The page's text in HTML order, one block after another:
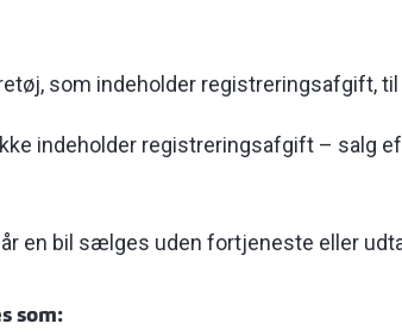
som indeholder registreringsafgift,
indeholder registreringsafgift – salg
en bil sælges uden fortjeneste eller
som: